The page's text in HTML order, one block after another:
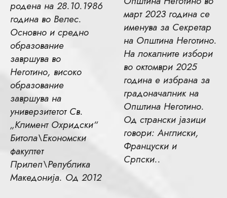
родена на 28.10.1986
година во Велес.
Основно и средно
образование
завршува во
Неготино, високо
образование
завршува на
универзитетот Св.
„Климент Охридски“
Битола\Економски
факултет
Прилеп\Република
Македонија. Од 2012
март 2023 година се
именува за Секретар
на Општина Неготино.
На локалните избори
во октомври 2025
година е избрана за
градоначалник на
Општина Неготино.
Од странски јазици
говори: Англиски,
Француски и
Српски..